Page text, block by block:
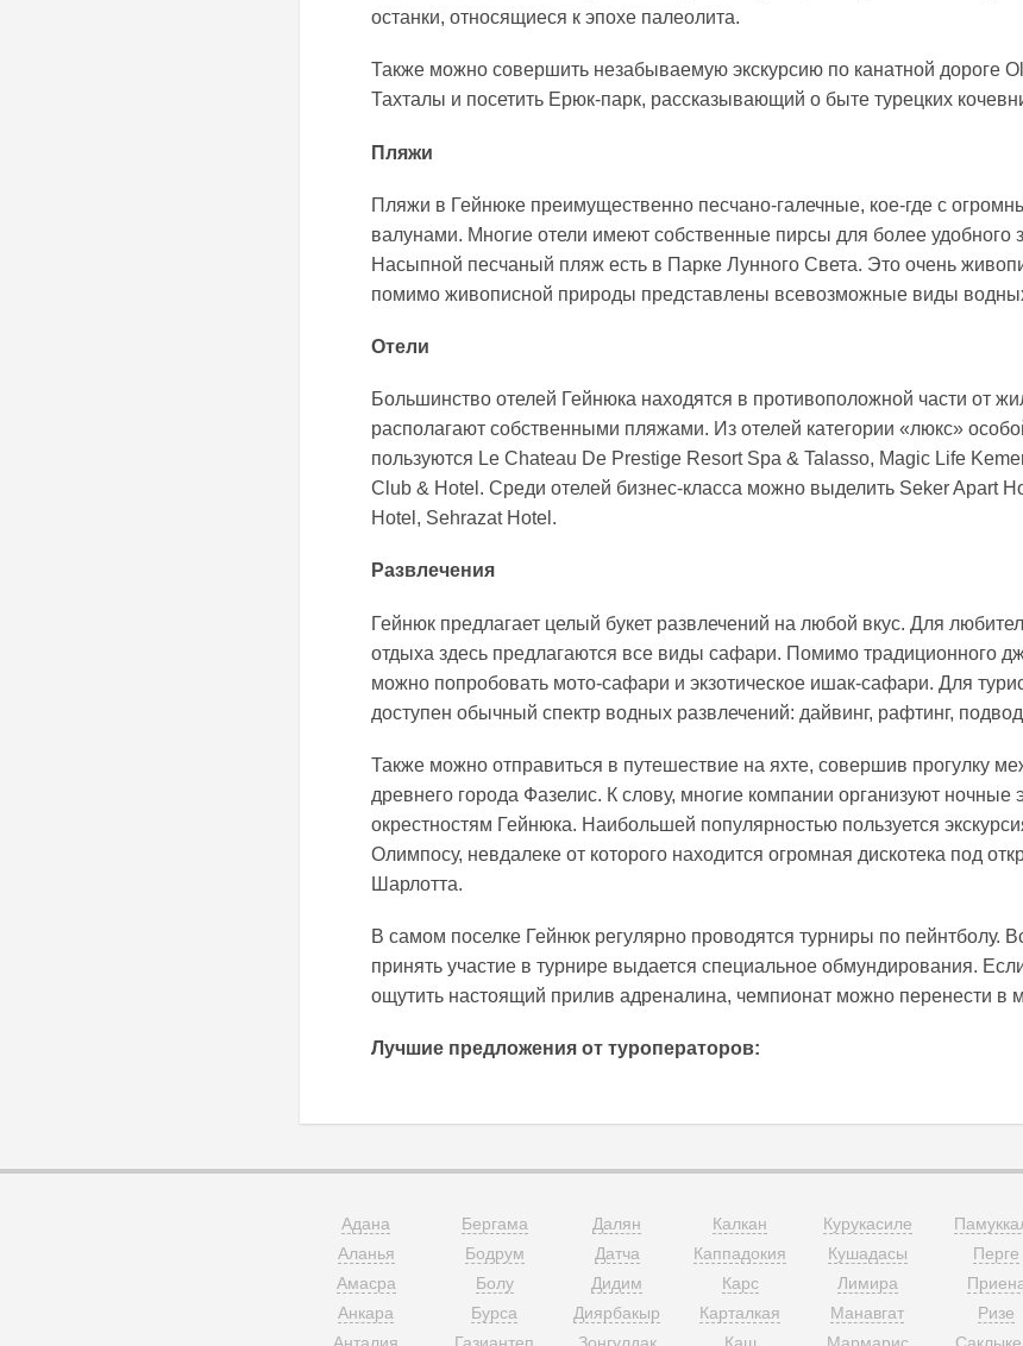
останки, относящиеся к эпохе палеолита.
Также можно совершить незабываемую экскурсию по канатной дороге
Тахталы и посетить Ерюк-парк, рассказывающий о быте турецких
Пляжи
Пляжи в Гейнюке преимущественно песчано-галечные, кое-где с
валунами. Многие отели имеют собственные пирсы для более удобного
Насыпной песчаный пляж есть в Парке Лунного Света. Это очень
помимо живописной природы представлены всевозможные виды
Отели
Большинство отелей Гейнюка находятся в противоположной части от
располагают собственными пляжами. Из отелей категории «люкс»
пользуются Le Chateau De Prestige Resort Spa & Talasso, Magic Life
Club & Hotel. Среди отелей бизнес-класса можно выделить Seker Apart
Hotel, Sehrazat Hotel.
Развлечения
Гейнюк предлагает целый букет развлечений на любой вкус. Для
отдыха здесь предлагаются все виды сафари. Помимо традиционного
можно попробовать мото-сафари и экзотическое ишак-сафари. Для
доступен обычный спектр водных развлечений: дайвинг, рафтинг,
Также можно отправиться в путешествие на яхте, совершив прогулку
древнего города Фазелис. К слову, многие компании организуют ночные
окрестностям Гейнюка. Наибольшей популярностью пользуется
Олимпосу, невдалеке от которого находится огромная дискотека под
Шарлотта.
В самом поселке Гейнюк регулярно проводятся турниры по пейнтболу.
принять участие в турнире выдается специальное обмундирования.
ощутить настоящий прилив адреналина, чемпионат можно перенести в
Лучшие предложения от туроператоров:
Адана
Аланья
Амасра
Анкара
Бергама
Бодрум
Болу
Бурса
Далян
Датча
Дидим
Диярбакыр
Калкан
Каппадокия
Карс
Карталкая
Курукасиле
Кушадасы
Лимира
Манавгат
Перге
Ризе